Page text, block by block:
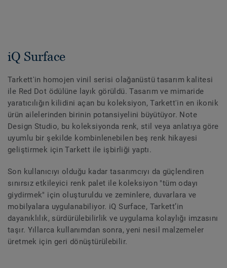
iQ Surface
Tarkett'in homojen vinil serisi olağanüstü tasarım kalitesi
ile Red Dot ödülüne layık görüldü. Tasarım ve mimaride
yaratıcılığın kilidini açan bu koleksiyon, Tarkett'in en ikonik
ürün ailelerinden birinin potansiyelini büyütüyor. Note
Design Studio, bu koleksiyonda renk, stil veya anlatıya göre
uyumlu bir şekilde kombinlenebilen beş renk hikayesi
geliştirmek için Tarkett ile işbirliği yaptı.
Son kullanıcıyı olduğu kadar tasarımcıyı da güçlendiren
sınırsız etkileyici renk palet ile koleksiyon "tüm odayı
giydirmek" için oluşturuldu ve zeminlere, duvarlara ve
mobilyalara uygulanabiliyor. iQ Surface, Tarkett’in
dayanıklılık, sürdürülebilirlik ve uygulama kolaylığı imzasını
taşır. Yıllarca kullanımdan sonra, yeni nesil malzemeler
üretmek için geri dönüştürülebilir.